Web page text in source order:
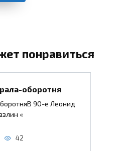
понравиться
оборотня
90-е Леонид
«
42